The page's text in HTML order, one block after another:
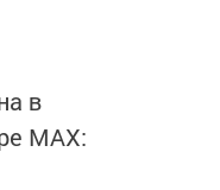
в
MАХ: